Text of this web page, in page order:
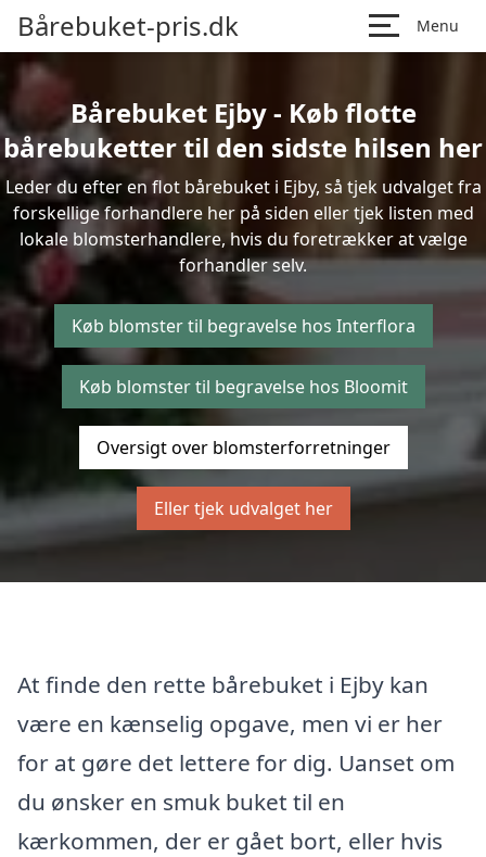
Bårebuket-pris.dk Menu
Bårebuket Ejby - Køb flotte
bårebuketter til den sidste hilsen her
Leder du efter en flot bårebuket i Ejby, så tjek udvalget fra
forskellige forhandlere her på siden eller tjek listen med
lokale blomsterhandlere, hvis du foretrækker at vælge
forhandler selv.
Køb blomster til begravelse hos Interflora
Køb blomster til begravelse hos Bloomit
Oversigt over blomsterforretninger
Eller tjek udvalget her
At finde den rette bårebuket i Ejby kan
være en kænselig opgave, men vi er her
for at gøre det lettere for dig. Uanset om
du ønsker en smuk buket til en
kærkommen, der er gået bort, eller hvis